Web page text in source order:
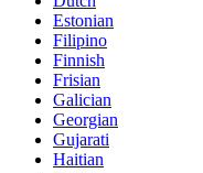
Estonian
Filipino
Finnish
Frisian
Galician
Georgian
Gujarati
Haitian